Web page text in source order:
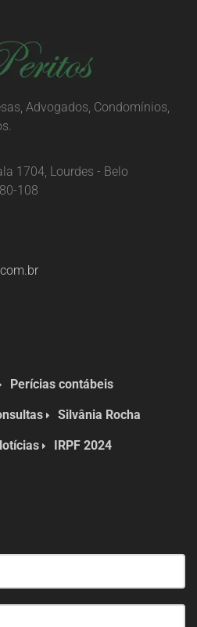
Advogados, Condomínios,
1704, Lourdes - Belo
108
Perícias contábeis
Silvânia Rocha
IRPF 2024